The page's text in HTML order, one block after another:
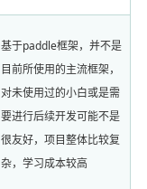
基于paddle框架，并不是
目前所使用的主流框架，
对未使用过的小白或是需
要进行后续开发可能不是
很友好，项目整体比较复
杂，学习成本较高